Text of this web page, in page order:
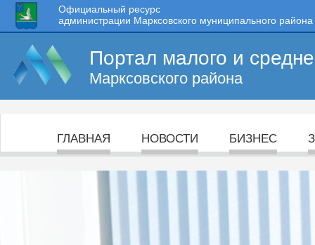
Официальный ресурс
администрации Марксовского муниципального района
Портал малого и
Марксовского района
ГЛАВНАЯ НОВОСТИ БИЗНЕС